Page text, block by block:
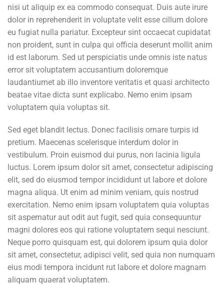
nisi ut aliquip ex ea commodo consequat. Duis aute irure
dolor in reprehenderit in voluptate velit esse cillum dolore
eu fugiat nulla pariatur. Excepteur sint occaecat cupidatat
non proident, sunt in culpa qui officia deserunt mollit anim
id est laborum. Sed ut perspiciatis unde omnis iste natus
error sit voluptatem accusantium doloremque
laudantiumet ab illo inventore veritatis et quasi architecto
beatae vitae dicta sunt explicabo. Nemo enim ipsam
voluptatem quia voluptas sit.
Sed eget blandit lectus. Donec facilisis ornare turpis id
pretium. Maecenas scelerisque interdum dolor in
vestibulum. Proin euismod dui purus, non lacinia ligula
luctus. Lorem ipsum dolor sit amet, consectetur adipiscing
elit, sed do eiusmod tempor incididunt ut labore et dolore
magna aliqua. Ut enim ad minim veniam, quis nostrud
exercitation. Nemo enim ipsam voluptatem quia voluptas
sit aspernatur aut odit aut fugit, sed quia consequuntur
magni dolores eos qui ratione voluptatem sequi nesciunt.
Neque porro quisquam est, qui dolorem ipsum quia dolor
sit amet, consectetur, adipisci velit, sed quia non numquam
eius modi tempora incidunt rut labore et dolore magnam
aliquam quaerat voluptatem.